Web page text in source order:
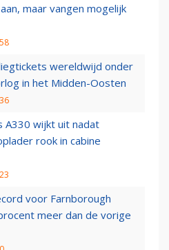
maar vangen mogelijk
wereldwijd onder
in het Midden-Oosten
A330 wijkt uit nadat
rook in cabine
voor Farnborough
meer dan de vorige